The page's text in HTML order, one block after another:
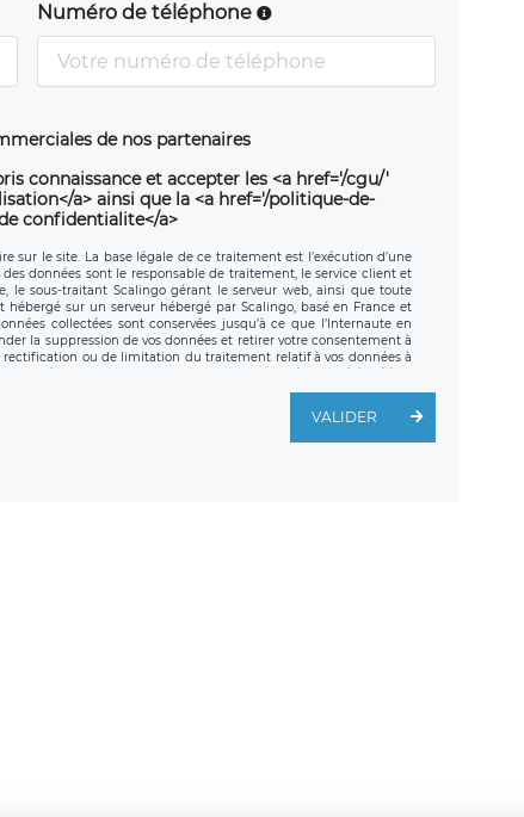
Numéro de téléphone
de nos partenaires
connaissance et accepter les <a href='/cgu/'
a> ainsi que la <a href='/politique-de-
confidentialite</a>
sur le site. La base légale de ce traitement est l’exécution d’une
données sont le responsable de traitement, le service client et
le sous-traitant Scalingo gérant le serveur web, ainsi que toute
sur un serveur hébergé par Scalingo, basé en France et
collectées sont conservées jusqu’à ce que l’Internaute en
la suppression de vos données et retirer votre consentement à
rectification ou de limitation du traitement relatif à vos données à
Vous pouvez exercer ces droits auprès du délégué à la
de LÉGAVOX et est joignable à l’adresse mail suivante :
Vous avez également le droit d’introduire une réclamation
VALIDER